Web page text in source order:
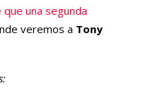
una segunda
veremos a Tony